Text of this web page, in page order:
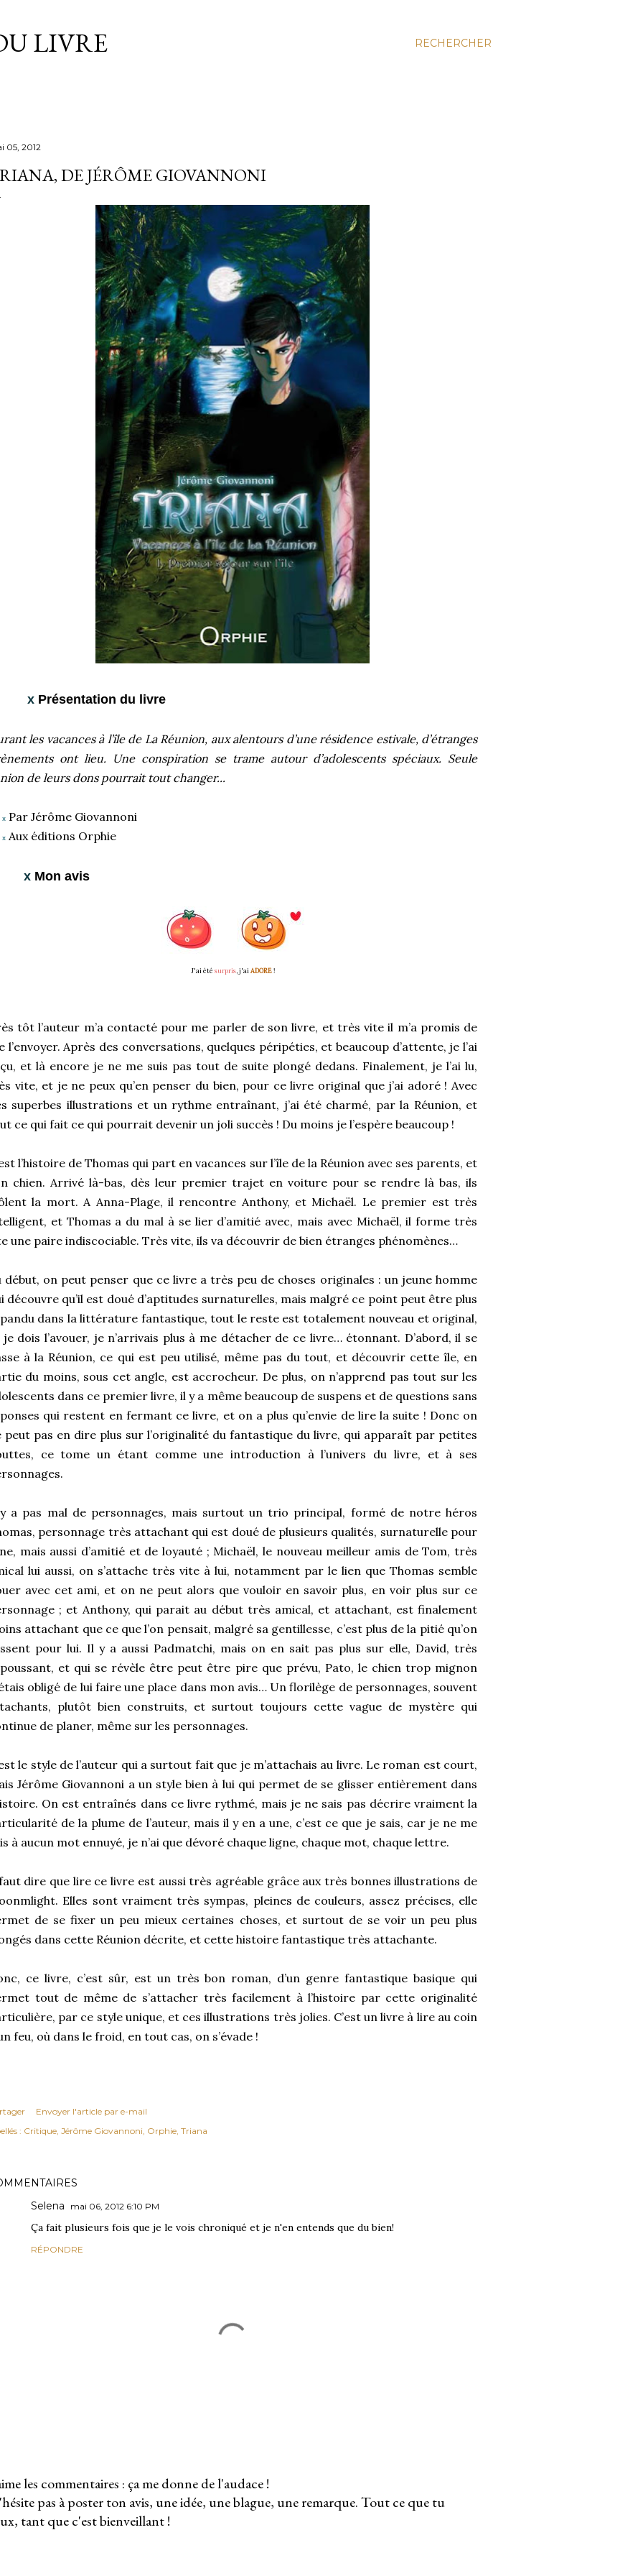
RECHERCHER
LIVRE
05, 2012
DE JÉRÔME GIOVANNONI
x Présentation du livre
les vacances à l’île de La Réunion, aux alentours d’une résidence estivale, d’étranges
ont lieu. Une conspiration se trame autour d’adolescents spéciaux. Seule
de leurs dons pourrait tout changer...
x Par Jérôme Giovannoni
x Aux éditions Orphie
x Mon avis
J'ai été surpris, j'aiADORE!
tôt l’auteur m’a contacté pour me parler de son livre, et très vite il m’a promis de
l’envoyer. Après des conversations, quelques péripéties, et beaucoup d’attente, je l’ai
et là encore je ne me suis pas tout de suite plongé dedans. Finalement, je l’ai lu,
vite, et je ne peux qu’en penser du bien, pour ce livre original que j’ai adoré ! Avec
superbes illustrations et un rythme entraînant, j’ai été charmé, par la Réunion, et
ce qui fait ce qui pourrait devenir un joli succès ! Du moins je l’espère beaucoup !
l’histoire de Thomas qui part en vacances sur l’île de la Réunion avec ses parents, et
chien. Arrivé là-bas, dès leur premier trajet en voiture pour se rendre là bas, ils
la mort. A Anna-Plage, il rencontre Anthony, et Michaël. Le premier est très
et Thomas a du mal à se lier d’amitié avec, mais avec Michaël, il forme très
une paire indiscociable. Très vite, ils va découvrir de bien étranges phénomènes…
début, on peut penser que ce livre a très peu de choses originales : un jeune homme
découvre qu’il est doué d’aptitudes surnaturelles, mais malgré ce point peut être plus
dans la littérature fantastique, tout le reste est totalement nouveau et original,
dois l’avouer, je n’arrivais plus à me détacher de ce livre… étonnant. D’abord, il se
à la Réunion, ce qui est peu utilisé, même pas du tout, et découvrir cette île, en
du moins, sous cet angle, est accrocheur. De plus, on n’apprend pas tout sur les
dans ce premier livre, il y a même beaucoup de suspens et de questions sans
qui restent en fermant ce livre, et on a plus qu’envie de lire la suite ! Donc on
peut pas en dire plus sur l’originalité du fantastique du livre, qui apparaît par petites
ce tome un étant comme une introduction à l’univers du livre, et à ses
a pas mal de personnages, mais surtout un trio principal, formé de notre héros
personnage très attachant qui est doué de plusieurs qualités, surnaturelle pour
mais aussi d’amitié et de loyauté ; Michaël, le nouveau meilleur amis de Tom, très
lui aussi, on s’attache très vite à lui, notamment par le lien que Thomas semble
avec cet ami, et on ne peut alors que vouloir en savoir plus, en voir plus sur ce
; et Anthony, qui parait au début très amical, et attachant, est finalement
attachant que ce que l’on pensait, malgré sa gentillesse, c’est plus de la pitié qu’on
pour lui. Il y a aussi Padmatchi, mais on en sait pas plus sur elle, David, très
et qui se révèle être peut être pire que prévu, Pato, le chien trop mignon
obligé de lui faire une place dans mon avis… Un florilège de personnages, souvent
plutôt bien construits, et surtout toujours cette vague de mystère qui
de planer, même sur les personnages.
le style de l’auteur qui a surtout fait que je m’attachais au livre. Le roman est court,
Jérôme Giovannoni a un style bien à lui qui permet de se glisser entièrement dans
On est entraînés dans ce livre rythmé, mais je ne sais pas décrire vraiment la
de la plume de l’auteur, mais il y en a une, c’est ce que je sais, car je ne me
à aucun mot ennuyé, je n’ai que dévoré chaque ligne, chaque mot, chaque lettre.
dire que lire ce livre est aussi très agréable grâce aux très bonnes illustrations de
Elles sont vraiment très sympas, pleines de couleurs, assez précises, elle
de se fixer un peu mieux certaines choses, et surtout de se voir un peu plus
dans cette Réunion décrite, et cette histoire fantastique très attachante.
ce livre, c’est sûr, est un très bon roman, d’un genre fantastique basique qui
tout de même de s’attacher très facilement à l’histoire par cette originalité
par ce style unique, et ces illustrations très jolies. C’est un livre à lire au coin
feu, où dans le froid, en tout cas, on s’évade !
Envoyer l'article par e-mail
: Critique Jérôme Giovannoni Orphie Triana
Selena
mai 06, 2012 6:10 PM
Ça fait plusieurs fois que je le vois chroniqué et je n'en entends que du bien!
RÉPONDRE
les commentaires : ça me donne de l'audace !
pas à poster ton avis, une idée, une blague, une remarque. Tout ce que tu
tant que c'est bienveillant !